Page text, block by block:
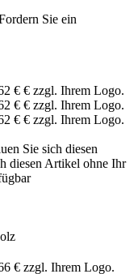
Sie ein
Sie sich diesen
diesen Artikel ohne Ihr